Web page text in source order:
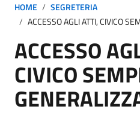
ISCRITTO
PROFESSIONE
AGGIORNAMENTI
HOME
SEGRETERIA
ACCESSO AGLI ATTI, CIVICO
ACCESSO
CIVICO